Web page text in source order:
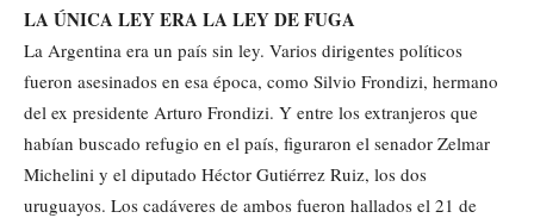
LA ÚNICA LEY ERA LA LEY DE FUGA
La Argentina era un país sin ley. Varios dirigentes políticos
fueron asesinados en esa época, como Silvio Frondizi, hermano
del ex presidente Arturo Frondizi. Y entre los extranjeros que
habían buscado refugio en el país, figuraron el senador Zelmar
Michelini y el diputado Héctor Gutiérrez Ruiz, los dos
uruguayos. Los cadáveres de ambos fueron hallados el 21 de